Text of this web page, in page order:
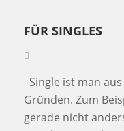
FÜR SINGLES
Single ist man
Gründen. Zum
gerade nicht